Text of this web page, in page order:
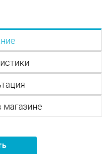
магазине